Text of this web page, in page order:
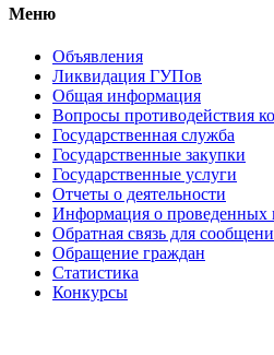
Меню
Объявления
Ликвидация ГУПов
Общая информация
Вопросы противодействия
Государственная служба
Государственные закупки
Государственные услуги
Отчеты о деятельности
Информация о проведенных
Обратная связь для
Обращение граждан
Статистика
Конкурсы